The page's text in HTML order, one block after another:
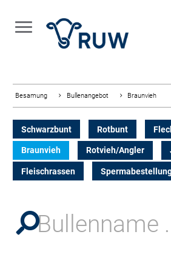
Besamung Bullenangebot Braunvieh
Schwarzbunt Rotbunt
Braunvieh Rotvieh/Angler
Fleischrassen